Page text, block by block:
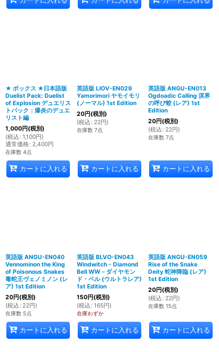
★ ボックス ★日本語版
Duelist Pack: Duelist
of Explosion デュエリス
トパック：爆炎のデュエ
リスト編
1,000円(税別)
(税込 : 1,100円)
通常価格: 2,400円
在庫数 4点
カートに入れる
英語版 LIOV-EN029
Yamorimori ヤモイモリ
(ノーマル) 1st Edition
20円(税別)
(税込 : 22円)
在庫数 7点
カートに入れる
英語版 ANGU-EN013
Ogdoadic Calling 溟界
の呼び蛟 (レア) 1st
Edition
20円(税別)
(税込 : 22円)
在庫数 7点
カートに入れる
英語版 ANGU-EN040
Vennominon the King
of Poisonous Snakes
毒蛇王ヴェノミノン (レ
ア) 1st Edition
20円(税別)
(税込 : 22円)
在庫数 5点
カートに入れる
英語版 BLVO-EN043
Windwitch - Diamond
Bell WW－ダイヤモン
ド・ベル (ウルトラレア)
1st Edition
150円(税別)
(税込 : 165円)
在庫わずか
カートに入れる
英語版 ANGU-EN059
Rise of the Snake
Deity 蛇神降臨 (レア)
1st Edition
20円(税別)
(税込 : 22円)
在庫数 15点
カートに入れる